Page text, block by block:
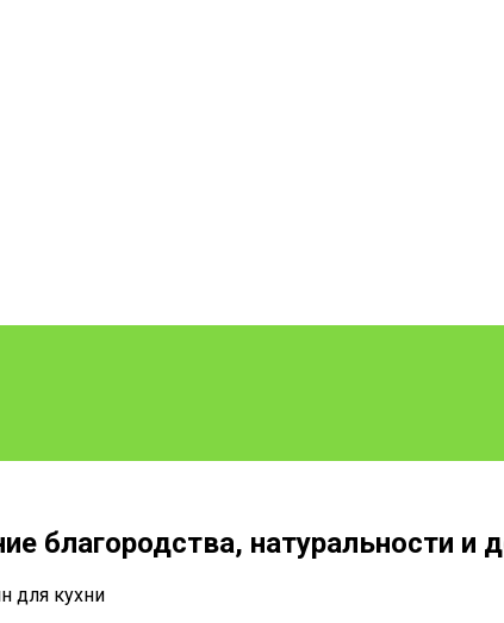
благородства, натуральности и